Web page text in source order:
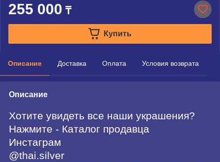
255 000 ₸
Купить
Описание Доставка Оплата Условия возврата
Описание
Хотите увидеть все наши украшения?
Нажмите - Каталог продавца
Инстаграм
@thai.silver